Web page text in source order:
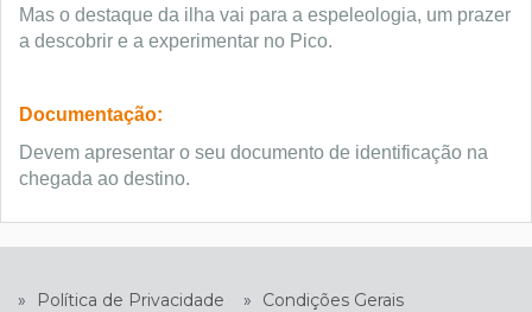
Mas o destaque da ilha vai para a espeleologia, um prazer
a descobrir e a experimentar no Pico.
Documentação:
Devem apresentar o seu documento de identificação na
chegada ao destino.
» Política de Privacidade »
Condições Gerais